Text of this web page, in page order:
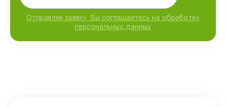
Отправляя заявку, Вы соглашаетесь на обработку
персональных данных